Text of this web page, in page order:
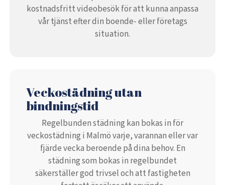
kostnadsfritt videobesök för att kunna anpassa
vår tjänst efter din boende- eller företags
situation.
Veckostädning utan
bindningstid
Regelbunden städning kan bokas in för
veckostädning i Malmö varje, varannan eller var
fjärde vecka beroende på dina behov. En
städning som bokas in regelbundet
säkerställer god trivsel och att fastigheten